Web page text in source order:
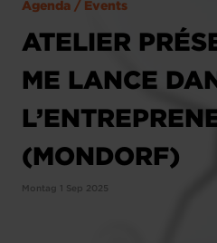
Agenda / Events
ATELIER
ME LANCE
(MONDORF)
Montag 1 Sep 2025